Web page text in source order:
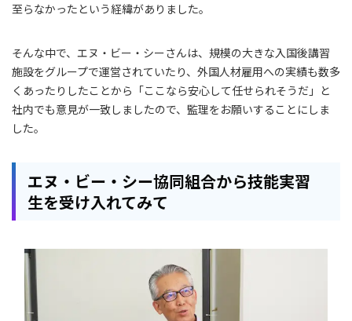
至らなかったという経緯がありました。
そんな中で、エヌ・ビー・シーさんは、規模の大きな入国後講習
施設をグループで運営されていたり、外国人材雇用への実績も数多
くあったりしたことから「ここなら安心して任せられそうだ」と
社内でも意見が一致しましたので、監理をお願いすることにしま
した。
エヌ・ビー・シー協同組合から技能実習
生を受け入れてみて